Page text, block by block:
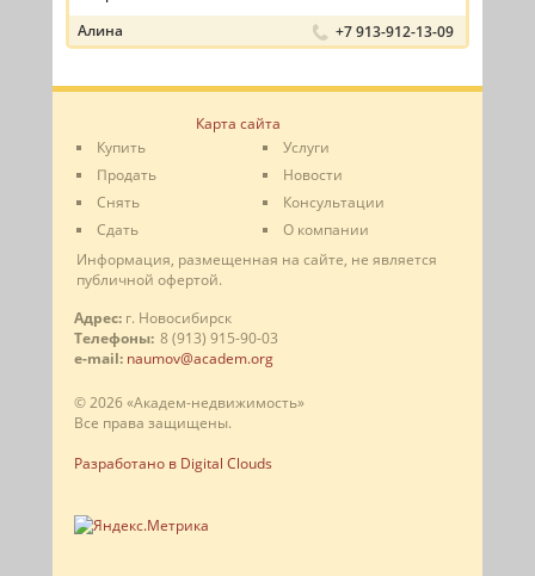
Алина +7 913-912-13-09
Карта сайта
Купить
Продать
Снять
Сдать
Услуги
Новости
Консультации
О компании
Информация, размещенная на сайте, не является
публичной офертой.
Адрес: г. Новосибирск
Телефоны: 8 (913) 915-90-03
e-mail: naumov@academ.org
© 2026 «Академ-недвижимость»
Все права защищены.
Разработано в Digital Clouds